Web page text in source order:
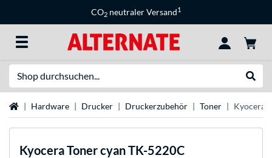
CO2 neutraler Versand1
StartseiteHardware Drucker Druckerzubehör Toner Kyocera
KyoceraToner cyan TK-5220C